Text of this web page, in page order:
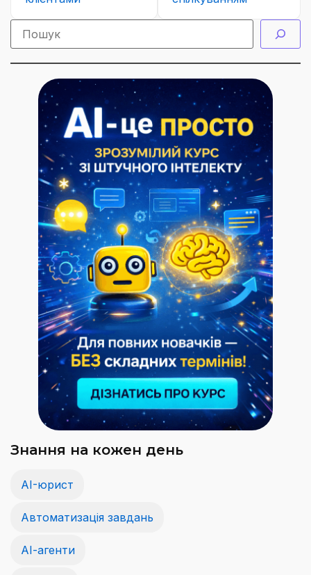
Знання на кожен день
AI-юрист
Автоматизація завдань
АІ-агенти